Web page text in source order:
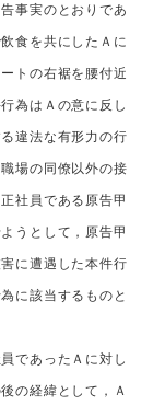
事実のとおりであ
食を共にしたＡに
トの右裾を腰付近
為はＡの意に反し
違法な有形力の行
場の同僚以外の接
社員である原告甲
うとして，原告甲
に遭遇した本件行
に該当するものと
であったＡに対し
の経緯として，Ａ